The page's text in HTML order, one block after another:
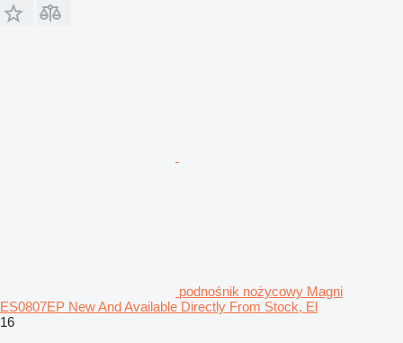
podnośnik nożycowy Magni
ES0807EP New And Available Directly From Stock, El
16